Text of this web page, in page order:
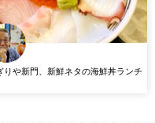
りや新門、新鮮ネタの海鮮丼ランチ